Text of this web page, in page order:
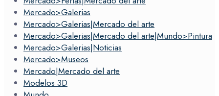
Mercado>Galerias
Mercado>Galerias|Mercado del arte
Mercado>Galerias|Mercado del arte|Mundo>Pintura
Mercado>Galerias|Noticias
Mercado>Museos
Mercado|Mercado del arte
Modelos 3D